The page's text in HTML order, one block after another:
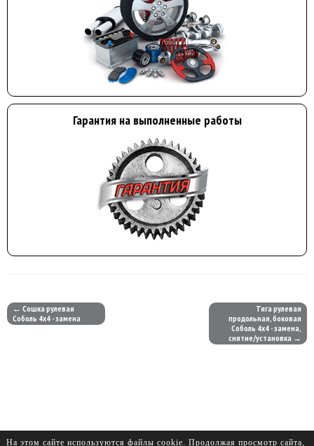
Гарантия на выполненные работы
← Сошка рулевая
Соболь 4х4 - замена
Тяга рулевая
продольная, боковая
Соболь 4х4 - замена,
снятие/установка →
На этом сайте используются файлы cookie. Продолжая просмотр сайта,